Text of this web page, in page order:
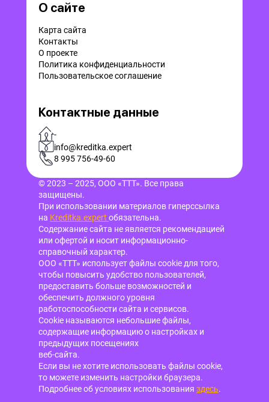
О сайте
Карта сайта
Контакты
О проекте
Политика конфиденциальности
Пользовательское соглашение
Контактные данные
-
info@kreditka.expert
8 995 756-49-60
© 2023 – 2025, ООО «ТТТ». Все права
защищены.
При использовании материалов гиперссылка
на Kreditka.expert обязательна.
Содержание сайта не является рекомендацией
или офертой и носит информационно-
справочный характер.
ООО «ТТТ» использует файлы cookie для того,
чтобы повысить удобство пользователей,
предоставить больше возможностей и
обеспечить должного уровня
работоспособности сайта и сервисов.
Cookie называются небольшие файлы,
содержащие информацию о настройках и
предыдущих посещениях
веб-сайта.
Если вы не хотите использовать файлы cookie,
то можете изменить настройки браузера.
Подробнее об условиях использования здесь.